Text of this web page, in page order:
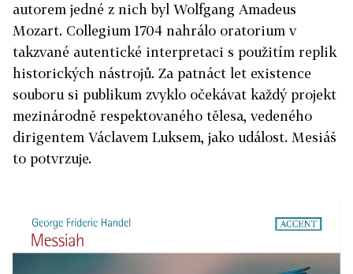
autorem jedné z nich byl Wolfgang Amadeus
Mozart. Collegium 1704 nahrálo oratorium v
takzvané autentické interpretaci s použitím replik
historických nástrojů. Za patnáct let existence
souboru si publikum zvyklo očekávat každý projekt
mezinárodně respektovaného tělesa, vedeného
dirigentem Václavem Luksem, jako událost. Mesiáš
to potvrzuje.